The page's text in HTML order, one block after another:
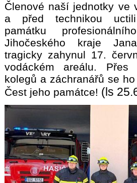
Členové naší jednotky ve
a před technikou
památku
Jihočeského kraje
tragicky zahynul 17.
vodáckém areálu. Přes
kolegů a záchranářů se
Čest jeho památce! (ls